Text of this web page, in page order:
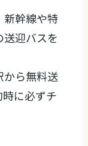
新幹線や特
迎バスを
から無料送
に必ずチ